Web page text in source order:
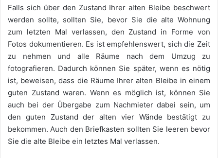
Falls sich über den Zustand Ihrer alten Bleibe beschwert
werden sollte, sollten Sie, bevor Sie die alte Wohnung
zum letzten Mal verlassen, den Zustand in Forme von
Fotos dokumentieren. Es ist empfehlenswert, sich die Zeit
zu nehmen und alle Räume nach dem Umzug zu
fotografieren. Dadurch können Sie später, wenn es nötig
ist, beweisen, dass die Räume Ihrer alten Bleibe in einem
guten Zustand waren. Wenn es möglich ist, können Sie
auch bei der Übergabe zum Nachmieter dabei sein, um
den guten Zustand der alten vier Wände bestätigt zu
bekommen. Auch den Briefkasten sollten Sie leeren bevor
Sie die alte Bleibe ein letztes Mal verlassen.